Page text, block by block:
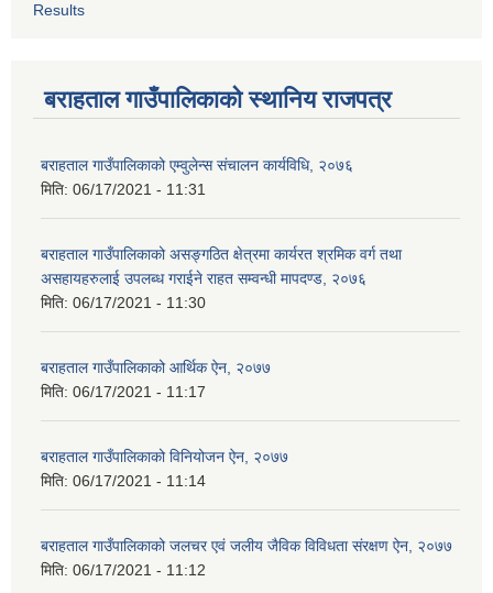
Results
बराहताल गाउँपालिकाको स्थानिय राजपत्र
बराहताल गाउँपालिकाको एम्वुलेन्स संचालन कार्यविधि, २०७६
मिति: 06/17/2021 - 11:31
बराहताल गाउँपालिकाको असङ्गठित क्षेत्रमा कार्यरत श्रमिक वर्ग तथा
असहायहरुलाई उपलब्ध गराईने राहत सम्वन्धी मापदण्ड, २०७६
मिति: 06/17/2021 - 11:30
बराहताल गाउँपालिकाको आर्थिक ऐन, २०७७
मिति: 06/17/2021 - 11:17
बराहताल गाउँपालिकाको विनियोजन ऐन, २०७७
मिति: 06/17/2021 - 11:14
बराहताल गाउँपालिकाको जलचर एवं जलीय जैविक विविधता संरक्षण ऐन, २०७७
मिति: 06/17/2021 - 11:12